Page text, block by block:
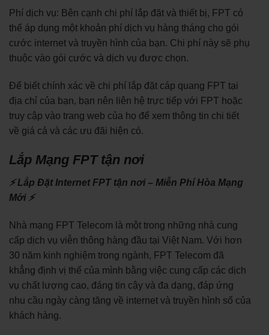
Phí dịch vụ: Bên cạnh chi phí lắp đặt và thiết bị, FPT có
thể áp dụng một khoản phí dịch vụ hàng tháng cho gói
cước internet và truyền hình của bạn. Chi phí này sẽ phụ
thuộc vào gói cước và dịch vụ được chọn.
Để biết chính xác về chi phí lắp đặt cáp quang FPT tại
địa chỉ của bạn, bạn nên liên hệ trực tiếp với FPT hoặc
truy cập vào trang web của họ để xem thông tin chi tiết
về giá cả và các ưu đãi hiện có.
Lắp Mạng FPT tận nơi
⚡ Lắp Đặt Internet FPT tận nơi – Miễn Phí Hòa Mạng
Mới ⚡
Nhà mạng FPT Telecom là một trong những nhà cung
cấp dịch vụ viễn thông hàng đầu tại Việt Nam. Với hơn
30 năm kinh nghiệm trong ngành, FPT Telecom đã
khẳng định vị thế của mình bằng việc cung cấp các dịch
vụ chất lượng cao, đáng tin cậy và đa dạng, đáp ứng
nhu cầu ngày càng tăng về internet và truyền hình số của
khách hàng.